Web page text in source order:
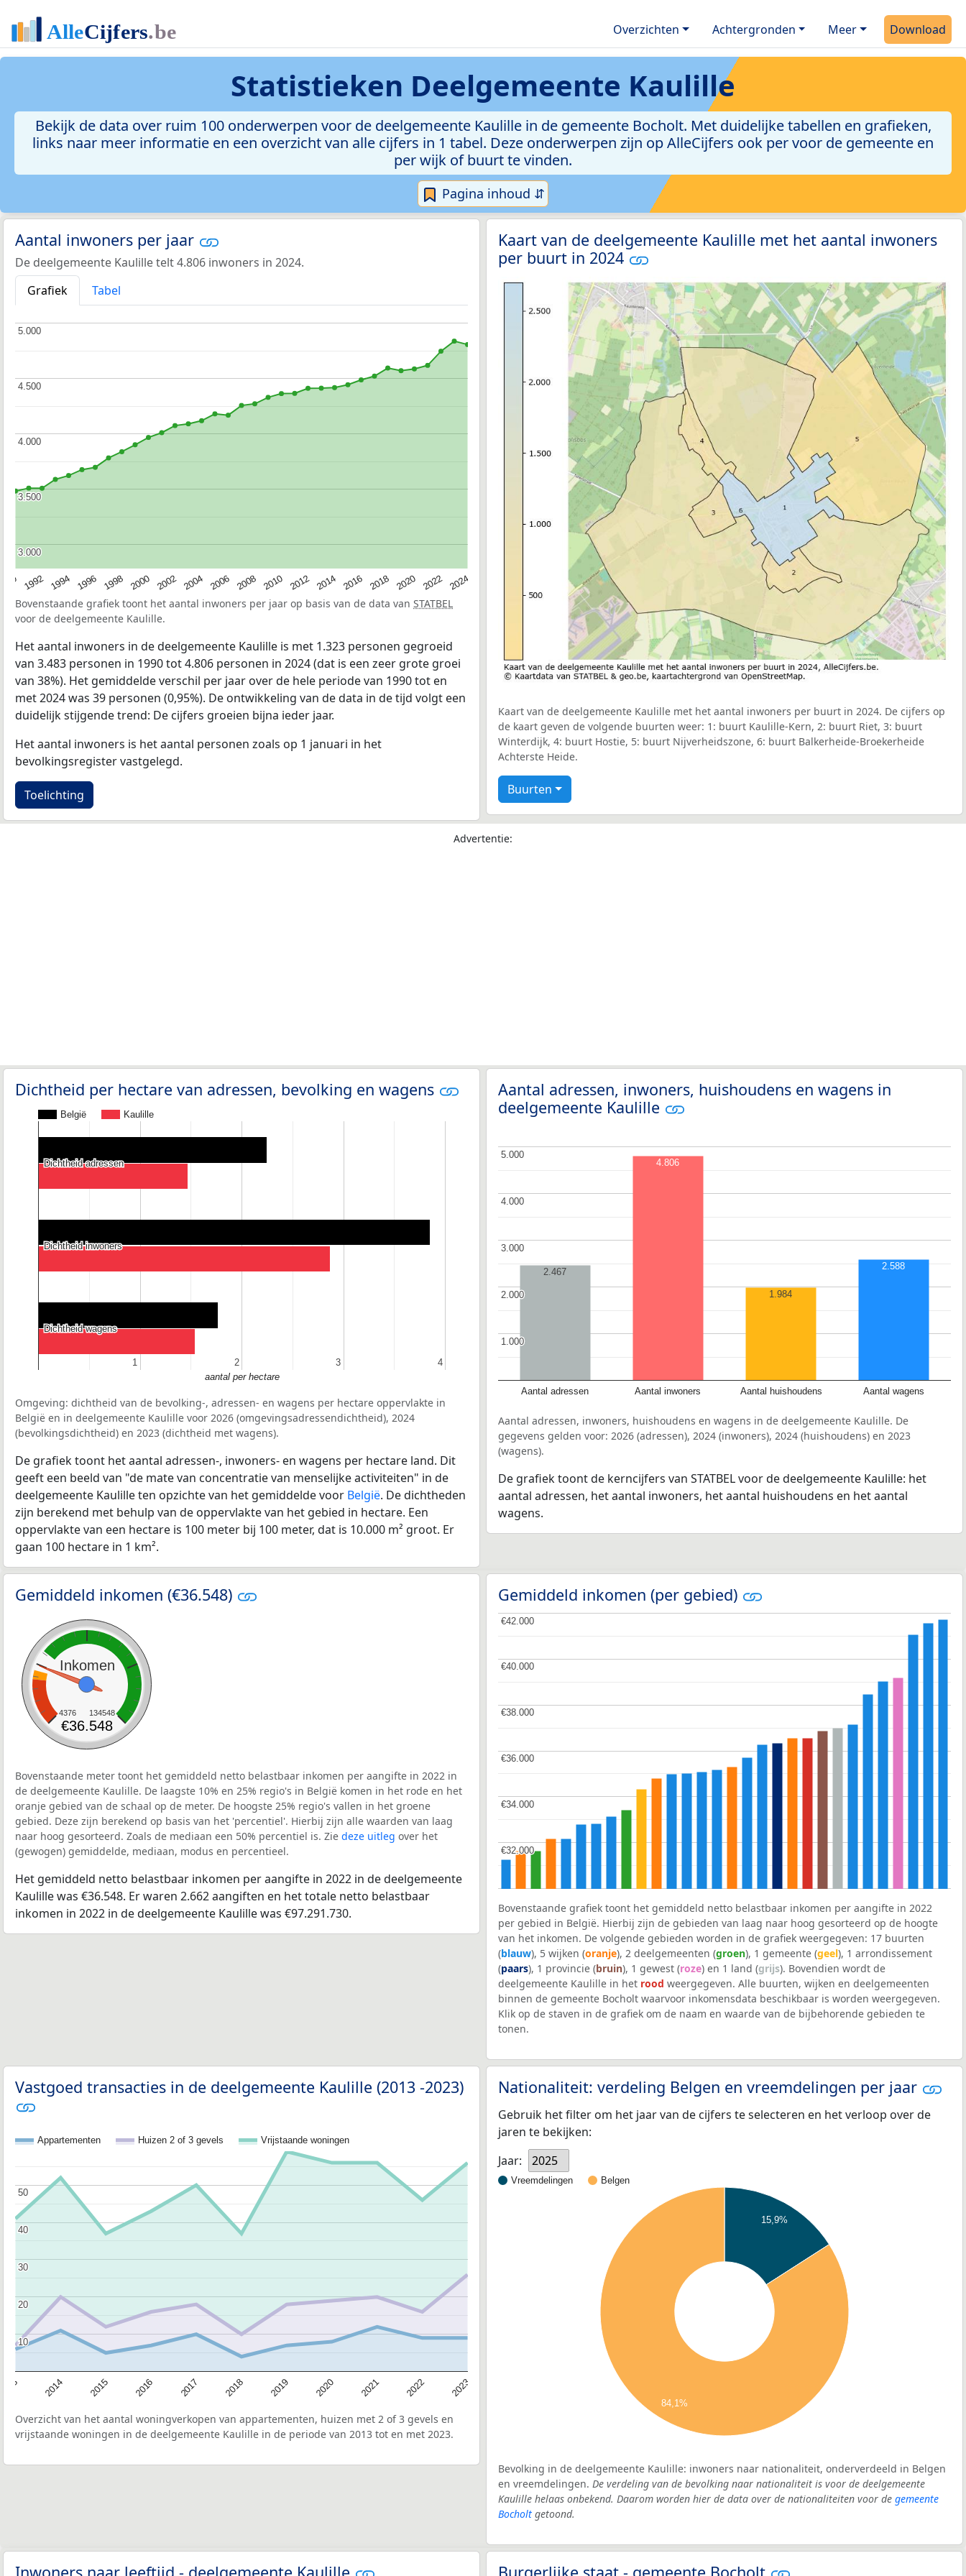
Overzichten Achtergronden Meer Download
Statistieken Deelgemeente Kaulille
Bekijk de data over ruim 100 onderwerpen voor de deelgemeente Kaulille in de gemeente Bocholt. Met duidelijke tabellen en grafieken,
links naar meer informatie en een overzicht van alle cijfers in 1 tabel. Deze onderwerpen zijn op AlleCijfers ook per voor de gemeente en
per wijk of buurt te vinden.
Pagina inhoud ⇵
Aantal inwoners per jaar
De deelgemeente Kaulille telt 4.806 inwoners in 2024.
Grafiek
Tabel
1992 1994 1996 1998 2000 2002 2004 2006 2008 2010 2012 2014 2016 2018 2020 2022 2024
3.000
3.000
3.500
3.500
4.000
4.000
4.500
4.500
5.000
5.000
Bovenstaande grafiek toont het aantal inwoners per jaar op basis van de data van STATBEL
voor de deelgemeente Kaulille.
Het aantal inwoners in de deelgemeente Kaulille is met 1.323 personen gegroeid
van 3.483 personen in 1990 tot 4.806 personen in 2024 (dat is een zeer grote groei
van 38%). Het gemiddelde verschil per jaar over de hele periode van 1990 tot en
met 2024 was 39 personen (0,95%). De ontwikkeling van de data in de tijd volgt een
duidelijk stijgende trend: De cijfers groeien bijna ieder jaar.
Het aantal inwoners is het aantal personen zoals op 1 januari in het
bevolkingsregister vastgelegd.
Toelichting
Kaart van de deelgemeente Kaulille met het aantal inwoners
per buurt in 2024
Kaart van de deelgemeente Kaulille met het aantal inwoners per buurt in 2024. De cijfers op
de kaart geven de volgende buurten weer: 1: buurt Kaulille-Kern, 2: buurt Riet, 3: buurt
Winterdijk, 4: buurt Hostie, 5: buurt Nijverheidszone, 6: buurt Balkerheide-Broekerheide
Achterste Heide.
Buurten
Advertentie:
Dichtheid per hectare van adressen, bevolking en wagens
België Kaulille
11 2
2 3
3 4
4
Dichtheid adressen
Dichtheid adressen
Dichtheid inwoners
Dichtheid inwoners
Dichtheid wagens
Dichtheid wagens
aantal per hectare
Omgeving: dichtheid van de bevolking-, adressen- en wagens per hectare oppervlakte in
België en in deelgemeente Kaulille voor 2026 (omgevingsadressendichtheid), 2024
(bevolkingsdichtheid) en 2023 (dichtheid met wagens).
De grafiek toont het aantal adressen-, inwoners- en wagens per hectare land. Dit
geeft een beeld van "de mate van concentratie van menselijke activiteiten" in de
deelgemeente Kaulille ten opzichte van het gemiddelde voor België. De dichtheden
zijn berekend met behulp van de oppervlakte van het gebied in hectare. Een
oppervlakte van een hectare is 100 meter bij 100 meter, dat is 10.000 m² groot. Er
gaan 100 hectare in 1 km².
Aantal adressen, inwoners, huishoudens en wagens in
deelgemeente Kaulille
Aantal adressen Aantal inwoners Aantal huishoudens Aantal wagens
1.000
1.000
2.000
2.000
3.000
3.000
4.000
4.000
5.000
5.000
2.467
4.806
1.984
2.588
Aantal adressen, inwoners, huishoudens en wagens in de deelgemeente Kaulille. De
gegevens gelden voor: 2026 (adressen), 2024 (inwoners), 2024 (huishoudens) en 2023
(wagens).
De grafiek toont de kerncijfers van STATBEL voor de deelgemeente Kaulille: het
aantal adressen, het aantal inwoners, het aantal huishoudens en het aantal
wagens.
Gemiddeld inkomen (€36.548)
Inkomen
4376 134548
€36.548
Bovenstaande meter toont het gemiddeld netto belastbaar inkomen per aangifte in 2022 in
de deelgemeente Kaulille. De laagste 10% en 25% regio's in België komen in het rode en het
oranje gebied van de schaal op de meter. De hoogste 25% regio's vallen in het groene
gebied. Deze zijn berekend op basis van het 'percentiel'. Hierbij zijn alle waarden van laag
naar hoog gesorteerd. Zoals de mediaan een 50% percentiel is. Zie deze uitleg over het
(gewogen) gemiddelde, mediaan, modus en percentieel.
Het gemiddeld netto belastbaar inkomen per aangifte in 2022 in de deelgemeente
Kaulille was €36.548. Er waren 2.662 aangiften en het totale netto belastbaar
inkomen in 2022 in de deelgemeente Kaulille was €97.291.730.
Gemiddeld inkomen (per gebied)
€32.000
€32.000
€34.000
€34.000
€36.000
€36.000
€38.000
€38.000
€40.000
€40.000
€42.000
€42.000
Bovenstaande grafiek toont het gemiddeld netto belastbaar inkomen per aangifte in 2022
per gebied in België. Hierbij zijn de gebieden van laag naar hoog gesorteerd op de hoogte
van het inkomen. De volgende gebieden worden in de grafiek weergegeven: 17 buurten
(blauw), 5 wijken (oranje), 2 deelgemeenten (groen), 1 gemeente (geel), 1 arrondissement
(paars), 1 provincie (bruin), 1 gewest (roze) en 1 land (grijs). Bovendien wordt de
deelgemeente Kaulille in het rood weergegeven. Alle buurten, wijken en deelgemeenten
binnen de gemeente Bocholt waarvoor inkomensdata beschikbaar is worden weergegeven.
Klik op de staven in de grafiek om de naam en waarde van de bijbehorende gebieden te
tonen.
Vastgoed transacties in de deelgemeente Kaulille (2013 -2023)
Appartementen Huizen 2 of 3 gevels Vrijstaande woningen
2014 2015 2016 2017 2018 2019 2020 2021 2022 2023
10
10
20
20
30
30
40
40
50
50
Overzicht van het aantal woningverkopen van appartementen, huizen met 2 of 3 gevels en
vrijstaande woningen in de deelgemeente Kaulille in de periode van 2013 tot en met 2023.
Nationaliteit: verdeling Belgen en vreemdelingen per jaar
Gebruik het filter om het jaar van de cijfers te selecteren en het verloop over de
jaren te bekijken:
Jaar:
2025
Vreemdelingen Belgen
15,9%
84,1%
Bevolking in de deelgemeente Kaulille: inwoners naar nationaliteit, onderverdeeld in Belgen
en vreemdelingen. De verdeling van de bevolking naar nationaliteit is voor de deelgemeente
Kaulille helaas onbekend. Daarom worden hier de data over de nationaliteiten voor de gemeente
Bocholt getoond.
Inwoners naar leeftijd - deelgemeente Kaulille Burgerlijke staat - gemeente Bocholt